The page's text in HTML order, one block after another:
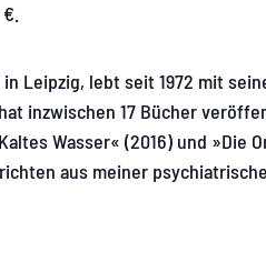
in Leipzig, lebt seit 1972 mit
inzwischen 17 Bücher
Wasser« (2016) und
aus meiner